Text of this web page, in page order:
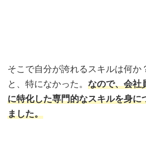
そこで自分が誇れるスキルは何か
と、特になかった。 なので、会社
に特化した専門的なスキルを身に
ました。